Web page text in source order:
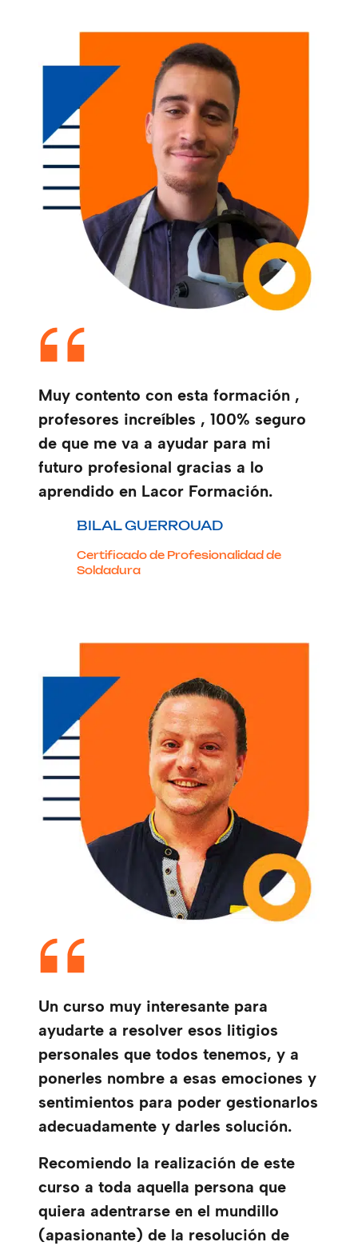
Muy contento con esta formación ,
profesores increíbles , 100% seguro
de que me va a ayudar para mi
futuro profesional gracias a lo
aprendido en Lacor Formación.
BILAL GUERROUAD
Certificado de Profesionalidad de
Soldadura
Un curso muy interesante para
ayudarte a resolver esos litigios
personales que todos tenemos, y a
ponerles nombre a esas emociones y
sentimientos para poder gestionarlos
adecuadamente y darles solución.
Recomiendo la realización de este
curso a toda aquella persona que
quiera adentrarse en el mundillo
(apasionante) de la resolución de